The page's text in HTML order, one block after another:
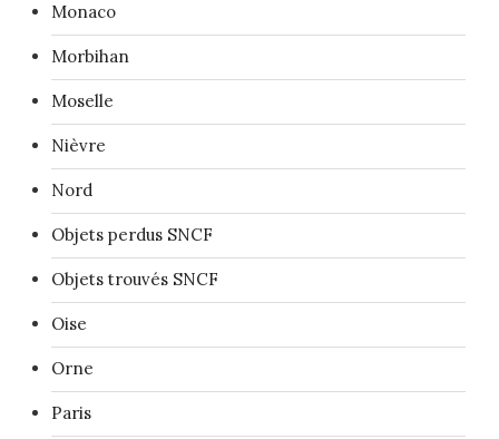
Monaco
Morbihan
Moselle
Nièvre
Nord
Objets perdus SNCF
Objets trouvés SNCF
Oise
Orne
Paris